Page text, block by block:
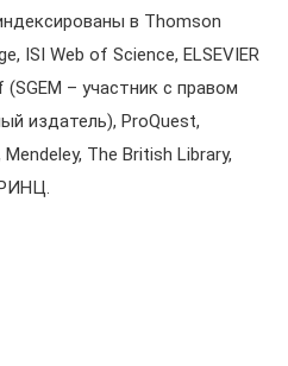
в Thomson
ISI Web of Science, ELSEVIER
– участник с правом
издатель), ProQuest,
The British Library,
РИНЦ.